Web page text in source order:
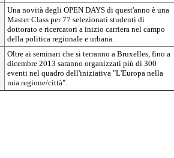
Una novità degli OPEN DAYS di quest'anno è una
Master Class per 77 selezionati studenti di
dottorato e ricercatori a inizio carriera nel campo
della politica regionale e urbana.
Oltre ai seminari che si terranno a Bruxelles, fino a
dicembre 2013 saranno organizzati più di 300
eventi nel quadro dell'iniziativa "L'Europa nella
mia regione/città".